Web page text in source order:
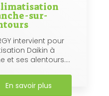
sur-
intervient pour
Daikin à
et ses alentours....
En savoir plus